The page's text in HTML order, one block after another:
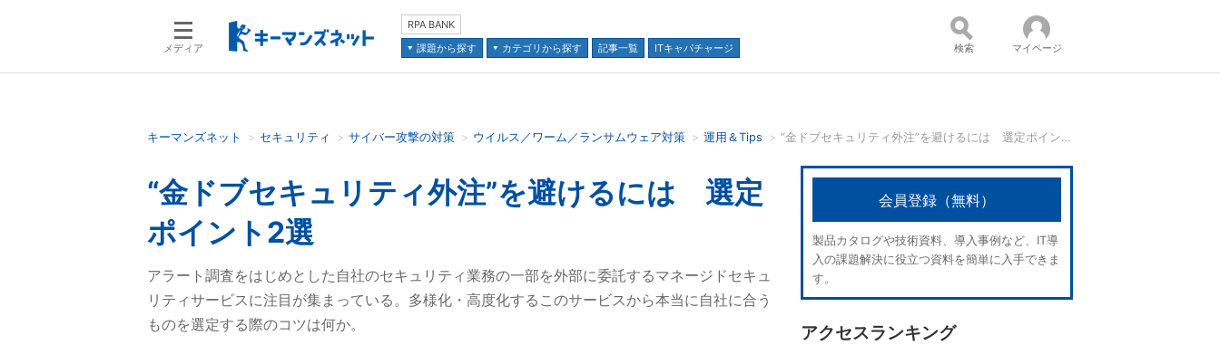
メディア
RPA BANK
課題から探す
カテゴリから探す 記事一覧 ITキャパチャージ
検索語を入力してください コンテンツ：
並び順：
検索 マイページ
キーマンズネット セキュリティ サイバー攻撃の対策 ウイルス／ワーム／ランサムウェア対策 運用＆Tips “金ドブセキュリティ外注”を避けるには 選定ポイント2選
“金ドブセキュリティ外注”を避けるには 選定
ポイント2選
アラート調査をはじめとした自社のセキュリティ業務の一部を外部に委託するマネージドセキュ
リティサービスに注目が集まっている。多様化・高度化するこのサービスから本当に自社に合う
ものを選定する際のコツは何か。
会員登録（無料）
製品カタログや技術資料、導入事例など、IT導
入の課題解決に役立つ資料を簡単に入手できま
す。
アクセスランキング